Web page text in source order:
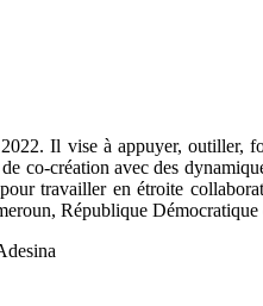
Il vise à appuyer, outiller,
co-création avec des
travailler en étroite
République